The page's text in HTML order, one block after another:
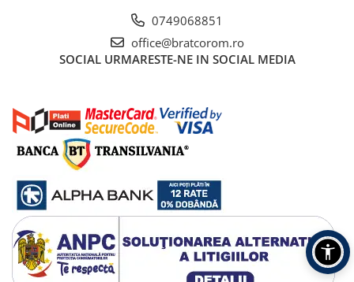
Programatoare stropire
Termometre Meteo
Unelte gradinarit
HoReCa
Balsam de rufe profesional
Detergenti de vase profesionali
Pentru masini de spalat si polish
Pentru spalare manuala
Detergenti lichizi profesionali
Igiena si Ingrijire personala
0749068851
office@bratcorom.ro
SOCIAL URMARESTE-NE IN SOCIAL MEDIA